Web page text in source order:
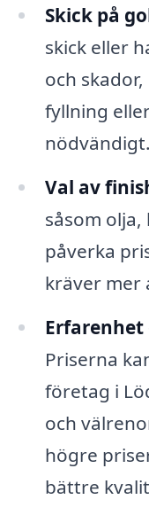
Skick på
skick eller
och
fyllning
nödvändigt.
Val av
såsom olja,
påverka
kräver mer
Priserna
företag i
och
högre
bättre